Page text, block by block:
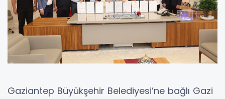
Gaziantep Büyükşehir Belediyesi’ne bağlı Gazi